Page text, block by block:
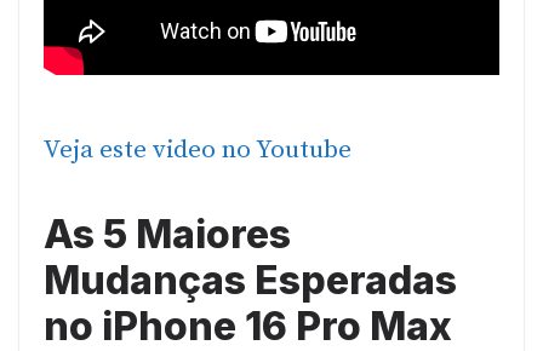
Veja este video no Youtube
As 5 Maiores
Mudanças Esperadas
no iPhone 16 Pro Max